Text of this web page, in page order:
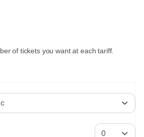
up. Et vous a trouvés, vous. Un
of tickets you want at each tariff.